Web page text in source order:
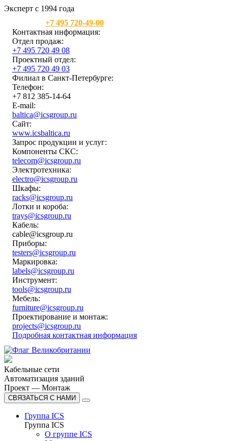
Эксперт с 1994 года
+7 495 720-49-00
Контактная информация:
Отдел продаж:
+7 495 720 49 08
Проектный отдел:
+7 495 720 49 03
Филиал в Санкт-Петербурге:
Телефон:
+7 812 385-14-64
E-mail:
baltica@icsgroup.ru
Сайт:
www.icsbaltica.ru
Запрос продукции и услуг:
Компоненты СКС:
telecom@icsgroup.ru
Электротехника:
electro@icsgroup.ru
Шкафы:
racks@icsgroup.ru
Лотки и короба:
trays@icsgroup.ru
Кабель:
cable@icsgroup.ru
Приборы:
testers@icsgroup.ru
Маркировка:
labels@icsgroup.ru
Инструмент:
tools@icsgroup.ru
Мебель:
furniture@icsgroup.ru
Проектирование и монтаж:
projects@icsgroup.ru
Подробная контактная информация
Кабельные сети
Автоматизация зданий
Проект — Монтаж
СВЯЗАТЬСЯ С НАМИ
Группа ICS
Группа ICS
О группе ICS